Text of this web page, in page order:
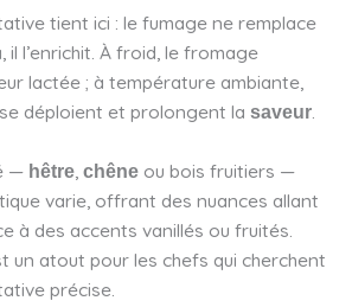
tient ici : le fumage ne remplace
il l’enrichit. À froid, le fromage
lactée ; à température ambiante,
déploient et prolongent la saveur.
— hêtre, chêne ou bois fruitiers —
varie, offrant des nuances allant
à des accents vanillés ou fruités.
un atout pour les chefs qui cherchent
précise.